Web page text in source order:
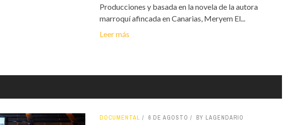
Producciones y basada en la novela de la autora
marroquí afincada en Canarias, Meryem El...
Leer más
DOCUMENTAL 6 DE AGOSTO BY LAGENDARIO